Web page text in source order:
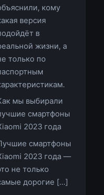
кому
версия
в
жизни, а
только по
мы выбирали
смартфоны
2023 года
смартфоны
2023 года —
не только
дорогие […]